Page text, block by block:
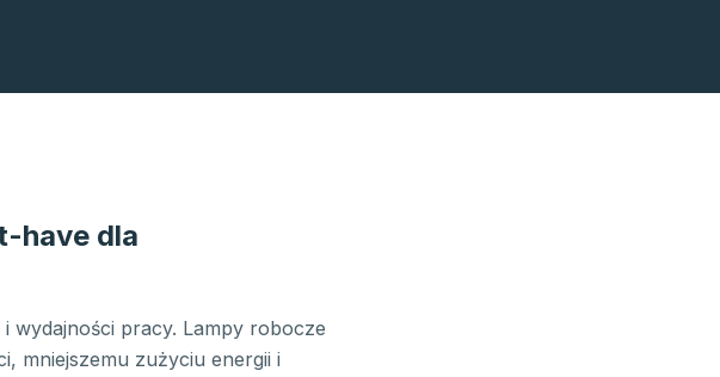
have dla
wydajności pracy. Lampy robocze
mniejszemu zużyciu energii i